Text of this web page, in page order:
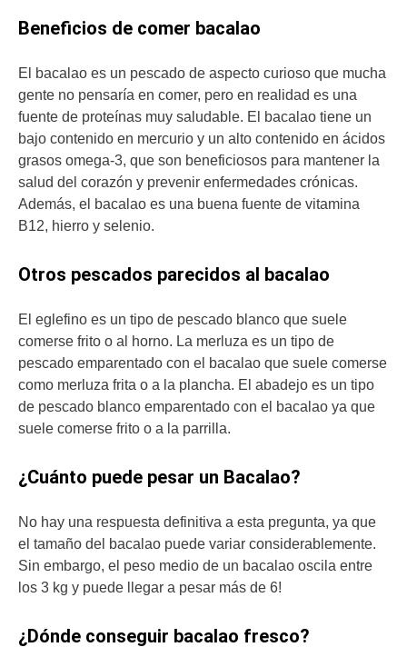
Beneficios de comer bacalao
El bacalao es un pescado de aspecto curioso que mucha
gente no pensaría en comer, pero en realidad es una
fuente de proteínas muy saludable. El bacalao tiene un
bajo contenido en mercurio y un alto contenido en ácidos
grasos omega-3, que son beneficiosos para mantener la
salud del corazón y prevenir enfermedades crónicas.
Además, el bacalao es una buena fuente de vitamina
B12, hierro y selenio.
Otros pescados parecidos al bacalao
El eglefino es un tipo de pescado blanco que suele
comerse frito o al horno. La merluza es un tipo de
pescado emparentado con el bacalao que suele comerse
como merluza frita o a la plancha. El abadejo es un tipo
de pescado blanco emparentado con el bacalao ya que
suele comerse frito o a la parrilla.
¿Cuánto puede pesar un Bacalao?
No hay una respuesta definitiva a esta pregunta, ya que
el tamaño del bacalao puede variar considerablemente.
Sin embargo, el peso medio de un bacalao oscila entre
los 3 kg y puede llegar a pesar más de 6!
¿Dónde conseguir bacalao fresco?